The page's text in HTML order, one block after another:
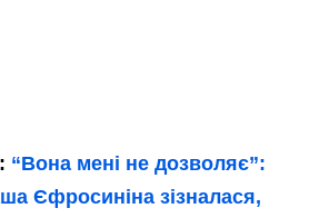
“Вона мені не дозволяє”:
Єфросиніна зізналася,